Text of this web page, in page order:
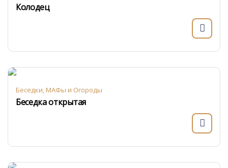
Колодец
Беседки, МАФы и Огороды
Беседка открытая